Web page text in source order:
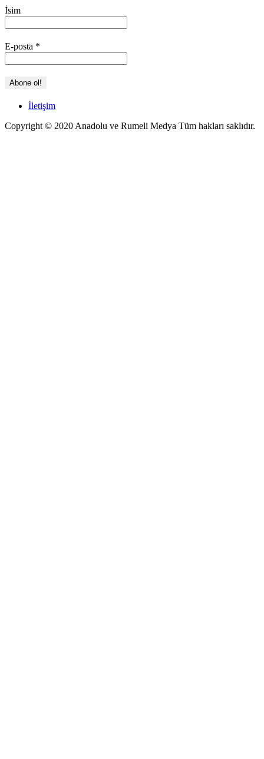
İsim
E-posta *
İletişim
Copyright © 2020 Anadolu ve Rumeli Medya Tüm hakları saklıdır.